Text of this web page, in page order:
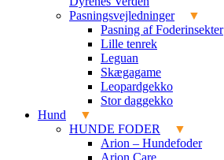
Pasningsvejledninger
Pasning af Foderinsekter
Lille tenrek
Leguan
Skægagame
Leopardgekko
Stor daggekko
Hund
HUNDE FODER
Arion – Hundefoder
Arion Care